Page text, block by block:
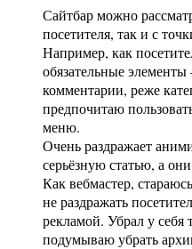
Сайтбар можно
посетителя, так и с
Например, как
обязательные
комментарии, реже
предпочитаю
меню.
Очень раздражает
серьёзную статью, а
Как вебмастер,
не раздражать
рекламой. Убрал у себя
подумываю убрать